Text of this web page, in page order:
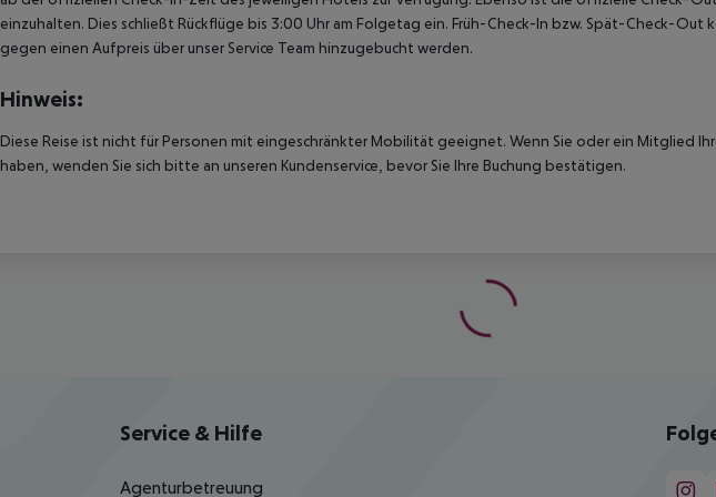
einzuhalten. Dies schließt Rückflüge bis 3:00 Uhr am Folgetag ein. Früh-Check-In bzw. Spät-Check-Out
gegen einen Aufpreis über unser Service Team hinzugebucht werden.
Hinweis:
Diese Reise ist nicht für Personen mit eingeschränkter Mobilität geeignet. Wenn Sie oder ein Mitglied
haben, wenden Sie sich bitte an unseren Kundenservice, bevor Sie Ihre Buchung bestätigen.
Service & Hilfe
Agenturbetreuung